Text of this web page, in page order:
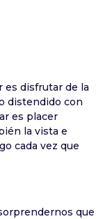
es disfrutar de la
distendido con
es placer
la vista e
cada vez que
que